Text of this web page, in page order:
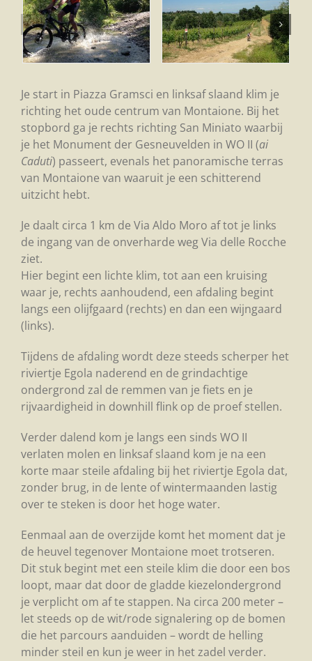
Je start in Piazza Gramsci en linksaf slaand klim je
richting het oude centrum van Montaione. Bij het
stopbord ga je rechts richting San Miniato waarbij
je het Monument der Gesneuvelden in WO II (ai
Caduti) passeert, evenals het panoramische terras
van Montaione van waaruit je een schitterend
uitzicht hebt.
Je daalt circa 1 km de Via Aldo Moro af tot je links
de ingang van de onverharde weg Via delle Rocche
ziet.
Hier begint een lichte klim, tot aan een kruising
waar je, rechts aanhoudend, een afdaling begint
langs een olijfgaard (rechts) en dan een wijngaard
(links).
Tijdens de afdaling wordt deze steeds scherper het
riviertje Egola naderend en de grindachtige
ondergrond zal de remmen van je fiets en je
rijvaardigheid in downhill flink op de proef stellen.
Verder dalend kom je langs een sinds WO II
verlaten molen en linksaf slaand kom je na een
korte maar steile afdaling bij het riviertje Egola dat,
zonder brug, in de lente of wintermaanden lastig
over te steken is door het hoge water.
Eenmaal aan de overzijde komt het moment dat je
de heuvel tegenover Montaione moet trotseren.
Dit stuk begint met een steile klim die door een bos
loopt, maar dat door de gladde kiezelondergrond
je verplicht om af te stappen. Na circa 200 meter –
let steeds op de wit/rode signalering op de bomen
die het parcours aanduiden – wordt de helling
minder steil en kun je weer in het zadel verder.